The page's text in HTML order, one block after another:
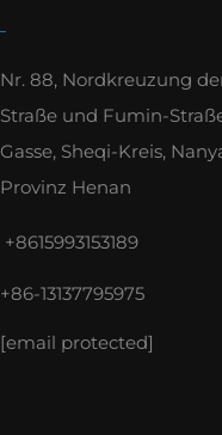
Nr. 88, Nordkreuzung
Straße und Fumin-
Gasse, Sheqi-Kreis,
Provinz Henan
+8615993153189
+86-13137795975
[email protected]